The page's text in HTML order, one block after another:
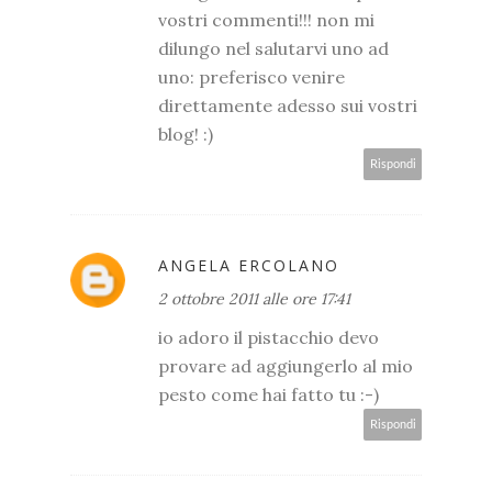
vostri commenti!!! non mi
dilungo nel salutarvi uno ad
uno: preferisco venire
direttamente adesso sui vostri
blog! :)
Rispondi
ANGELA ERCOLANO
2 ottobre 2011 alle ore 17:41
io adoro il pistacchio devo
provare ad aggiungerlo al mio
pesto come hai fatto tu :-)
Rispondi